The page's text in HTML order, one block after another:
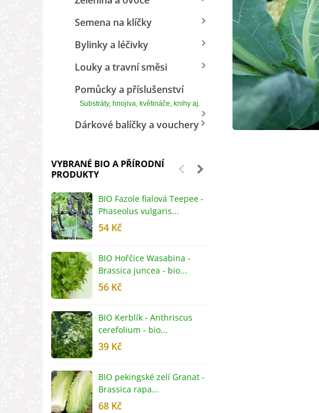
Semena na klíčky
Bylinky a léčivky
Louky a travní směsi
Pomůcky a příslušenství
Substráty, hnojiva, květináče, knihy aj.
Dárkové balíčky a vouchery
VYBRANÉ BIO A PŘÍRODNÍ
PRODUKTY
BIO Fazole fialová Teepee -
Phaseolus vulgaris...
54 Kč
BIO Hořčice Wasabina -
Brassica juncea - bio...
56 Kč
BIO Kerblík - Anthriscus
cerefolium - bio...
39 Kč
BIO pekingské zelí Granat -
Brassica rapa...
68 Kč